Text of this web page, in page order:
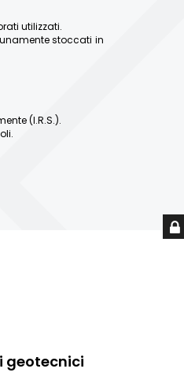
utilizzati.
stoccati in
(I.R.S.).
geotecnici